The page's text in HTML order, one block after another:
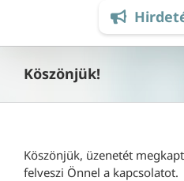
Köszönjük!
Köszönjük, üzenetét
felveszi Önnel a kapcsolatot.